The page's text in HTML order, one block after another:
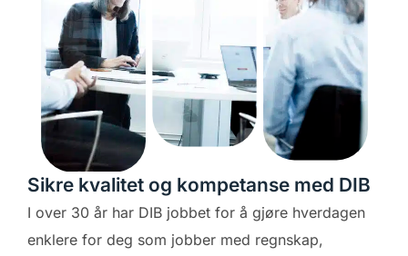
Sikre kvalitet og kompetanse med DIB
I over 30 år har DIB jobbet for å gjøre hverdagen
enklere for deg som jobber med regnskap,